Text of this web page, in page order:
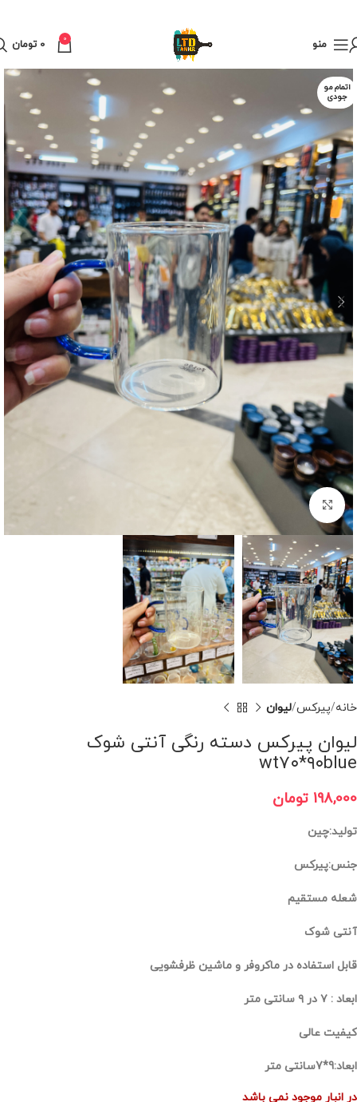
منو 0
0 تومان
اتمام مو
جودی
برای بزرگنمایی کلیک کنید
خانه پیرکس لیوان
لیوان پیرکس دسته رنگی آنتی شوک
wt۷۰*۹۰blue
198,000 تومان
تولید:چین
جنس:پیرکس
شعله مستقیم
آنتی شوک
قابل استفاده در ماکروفر و ماشین ظرفشویی
ابعاد : ۷ در ۹ سانتی متر
کیفیت عالی
ابعاد:9*7سانتی متر
در انبار موجود نمی باشد